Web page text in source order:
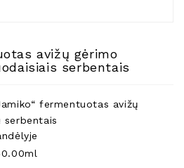
avižų gėrimo
serbentais
fermentuotas avižų
serbentais